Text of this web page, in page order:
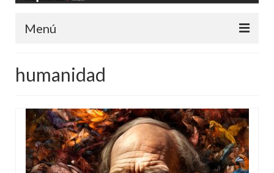
Menú
Contáctanos
Opinión
Entreletras
humanidad